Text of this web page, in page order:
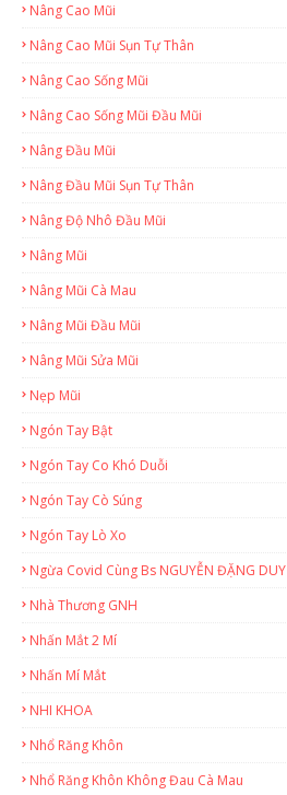
Nâng Cao Mũi
Nâng Cao Mũi Sụn Tự Thân
Nâng Cao Sống Mũi
Nâng Cao Sống Mũi Đầu Mũi
Nâng Đầu Mũi
Nâng Đầu Mũi Sụn Tự Thân
Nâng Độ Nhô Đầu Mũi
Nâng Mũi
Nâng Mũi Cà Mau
Nâng Mũi Đầu Mũi
Nâng Mũi Sửa Mũi
Nẹp Mũi
Ngón Tay Bật
Ngón Tay Co Khó Duỗi
Ngón Tay Cò Súng
Ngón Tay Lò Xo
Ngừa Covid Cùng Bs NGUYỄN ĐẶNG DUY
Nhà Thương GNH
Nhấn Mắt 2 Mí
Nhấn Mí Mắt
NHI KHOA
Nhổ Răng Khôn
Nhổ Răng Khôn Không Đau Cà Mau